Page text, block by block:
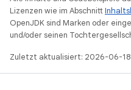
Lizenzen wie im Abschnitt
OpenJDK sind Marken oder
und/oder seinen
Zuletzt aktualisiert: 2026-06-18